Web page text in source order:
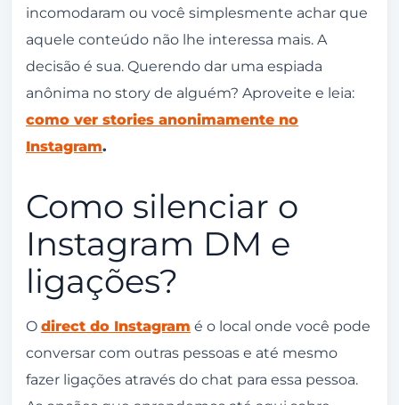
incomodaram ou você simplesmente achar que
aquele conteúdo não lhe interessa mais. A
decisão é sua. Querendo dar uma espiada
anônima no story de alguém? Aproveite e leia:
como ver stories anonimamente no
Instagram.
Como silenciar o
Instagram DM e
ligações?
O direct do Instagram é o local onde você pode
conversar com outras pessoas e até mesmo
fazer ligações através do chat para essa pessoa.